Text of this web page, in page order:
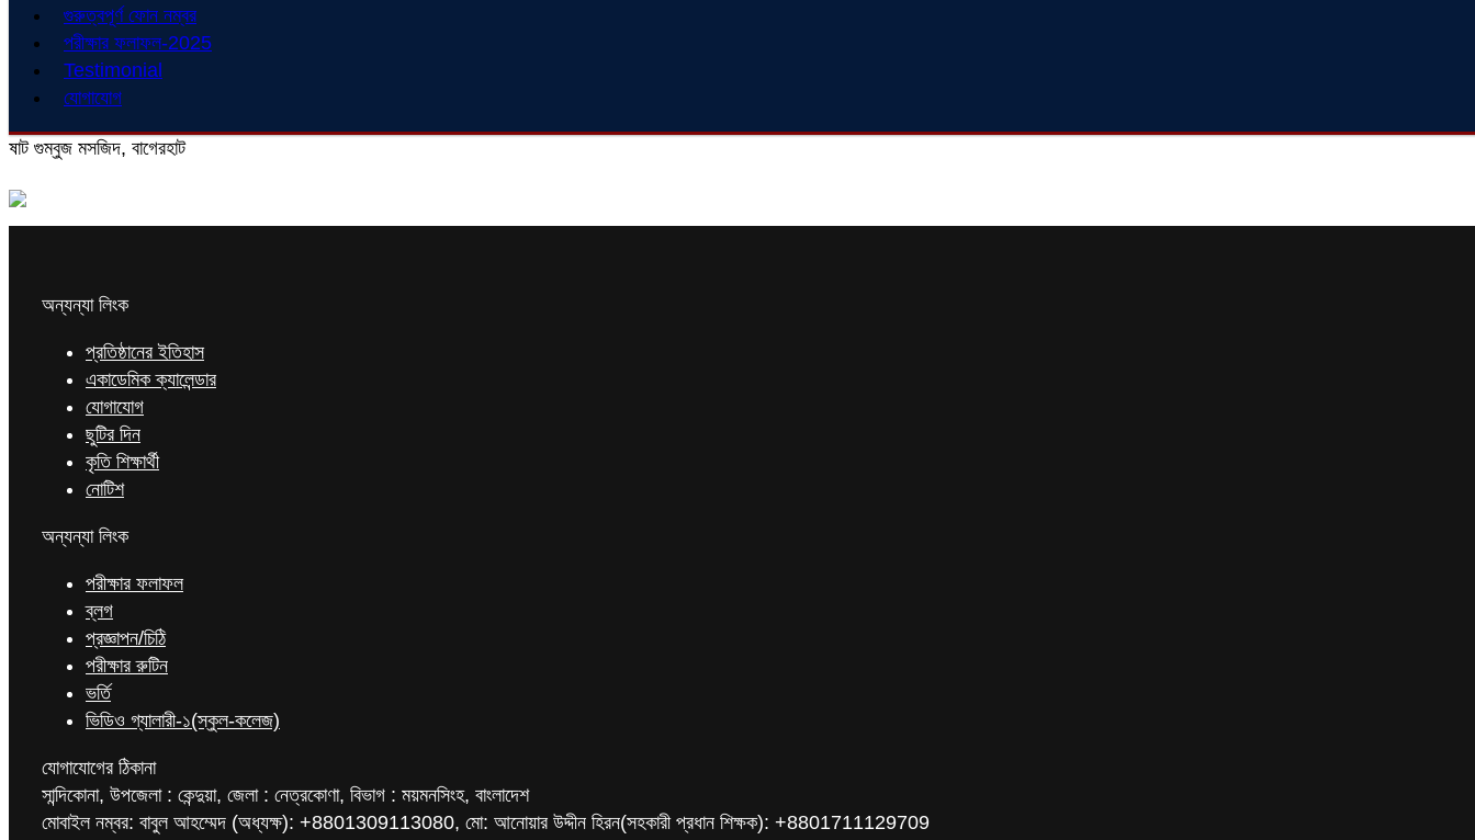
গুরুত্বপূর্ণ ফোন নম্বর
পরীক্ষার ফলাফল-2025
Testimonial
যোগাযোগ
ষাট গুম্বুজ মসজিদ, বাগেরহাট
অন্যন্যা লিংক
প্রতিষ্ঠানের ইতিহাস
একাডেমিক ক্যালেন্ডার
যোগাযোগ
ছুটির দিন
কৃতি শিক্ষার্থী
নোটিশ
অন্যন্যা লিংক
পরীক্ষার ফলাফল
ব্লগ
প্রজ্ঞাপন/চিঠি
পরীক্ষার রুটিন
ভর্তি
ভিডিও গ্যালারী-১(স্কুল-কলেজ)
যোগাযোগের ঠিকানা
সান্দিকোনা, উপজেলা : কেন্দুয়া, জেলা : নেত্রকোণা, বিভাগ : ময়মনসিংহ, বাংলাদেশ
মোবাইল নম্বর: বাবুল আহম্মেদ (অধ্যক্ষ): +8801309113080, মো: আনোয়ার উদ্দীন হিরন(সহকারী প্রধান শিক্ষক): +8801711129709